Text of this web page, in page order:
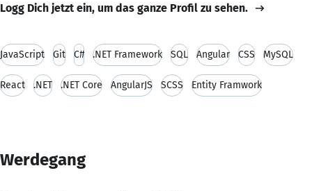
Logg Dich jetzt ein, um das ganze Profil zu sehen.
JavaScript Git C# .NET Framework SQL Angular CSS MySQL
React .NET .NET Core AngularJS SCSS Entity Framwork
Werdegang